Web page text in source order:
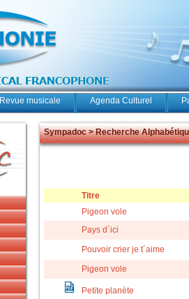
Revue musicale Agenda Culturel
Sympadoc > Recherche
Titre
Pigeon vole
Pays d´ici
Pouvoir crier je t´aime
Pigeon vole
Petite planète